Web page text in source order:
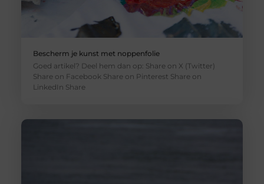
Bescherm je kunst met noppenfolie
Goed artikel? Deel hem dan op: Share on X (Twitter)
Share on Facebook Share on Pinterest Share on
LinkedIn Share